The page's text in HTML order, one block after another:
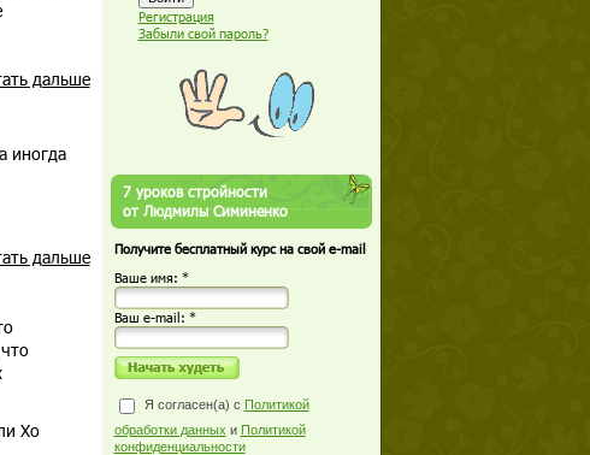
дальше
иногда
дальше
Хо
Регистрация
Забыли свой пароль?
7 уроков стройности
от Людмилы Симиненко
Получите бесплатный курс на свой e-mail
Ваше имя: *
Ваш е-mail: *
Я согласен(а) с Политикой
обработки данных и Политикой
конфиденциальности